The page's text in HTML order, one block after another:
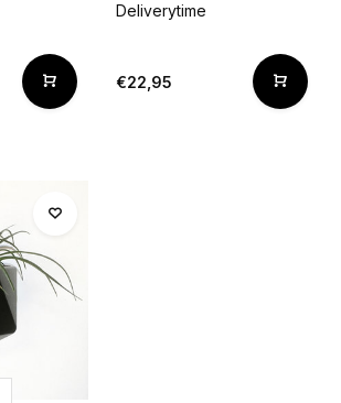
Deliverytime
€22,95